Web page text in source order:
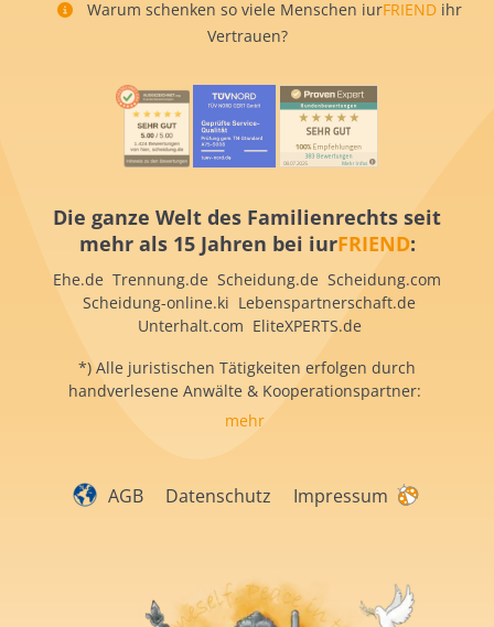
Warum schenken so viele Menschen iurFRIEND ihr
Vertrauen?
Die ganze Welt des Familienrechts seit
mehr als 15 Jahren bei iurFRIEND:
Ehe.de Trennung.de Scheidung.de Scheidung.com
Scheidung-online.ki Lebenspartnerschaft.de
Unterhalt.com EliteXPERTS.de
*) Alle juristischen Tätigkeiten erfolgen durch
handverlesene Anwälte & Kooperationspartner:
mehr
AGB Datenschutz Impressum